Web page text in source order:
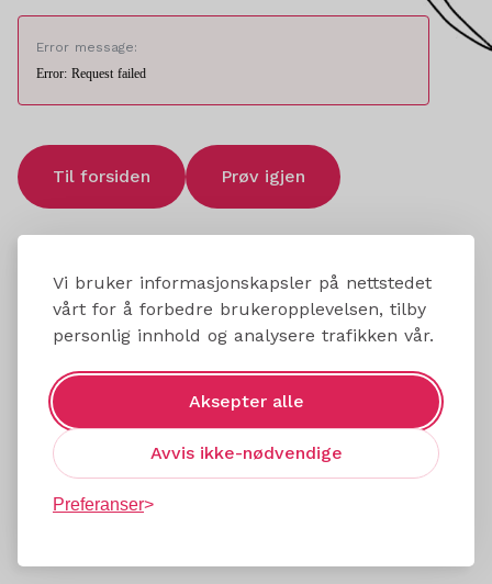
Vi bruker informasjonskapsler på nettstedet
vårt for å forbedre brukeropplevelsen, tilby
personlig innhold og analysere trafikken vår.
Aksepter alle
Avvis ikke-nødvendige
Preferanser
Error message:
Error: Request failed
Til forsiden Prøv igjen